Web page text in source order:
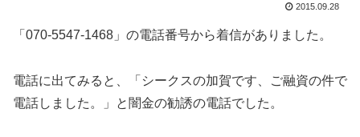
2015.09.28
「070-5547-1468」の電話番号から着信がありました。
電話に出てみると、「シークスの加賀です、ご融資の件で
電話しました。」と闇金の勧誘の電話でした。